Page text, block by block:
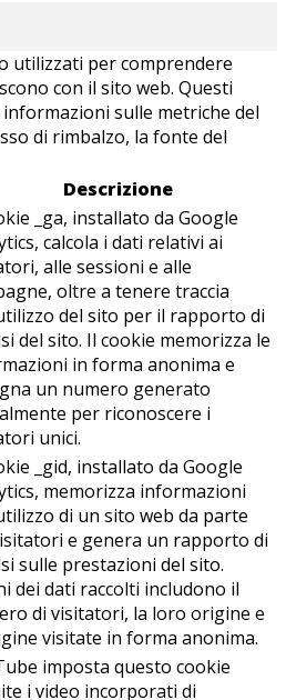
utilizzati per comprendere
con il sito web. Questi
sulle metriche del
di rimbalzo, la fonte del
Descrizione
_ga, installato da Google
calcola i dati relativi ai
alle sessioni e alle
oltre a tenere traccia
del sito per il rapporto di
del sito. Il cookie memorizza le
in forma anonima e
un numero generato
per riconoscere i
unici.
_gid, installato da Google
memorizza informazioni
di un sito web da parte
e genera un rapporto di
sulle prestazioni del sito.
dei dati raccolti includono il
di visitatori, la loro origine e
visitate in forma anonima.
imposta questo cookie
i video incorporati di